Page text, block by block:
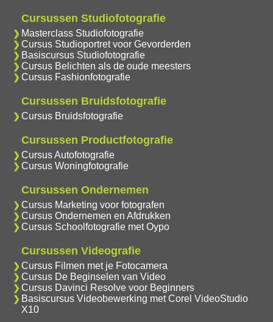
Cursussen Studiofotografie
Masterclass Studiofotografie
Cursus Studioportret voor Gevorderden
Basiscursus Studiofotografie
Cursus Belichten als de oude meesters
Cursus Fashionfotografie
Cursussen Bruidsfotografie
Cursus Bruidsfotografie
Cursussen Productfotografie
Cursus Autofotografie
Cursus Woningfotografie
Cursussen Ondernemen
Cursus Marketing voor fotografen
Cursus Ondernemen en Afdrukken
Cursus Schoolfotografie met Oypo
Cursussen Videografie
Cursus Filmen met je Fotocamera
Cursus De Beginselen van Video
Cursus Davinci Resolve voor Beginners
Basiscursus Videobewerking met Corel VideoStudio
X10